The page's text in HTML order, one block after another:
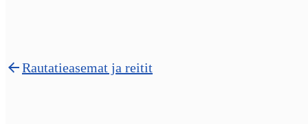
Rautatieasemat ja reitit